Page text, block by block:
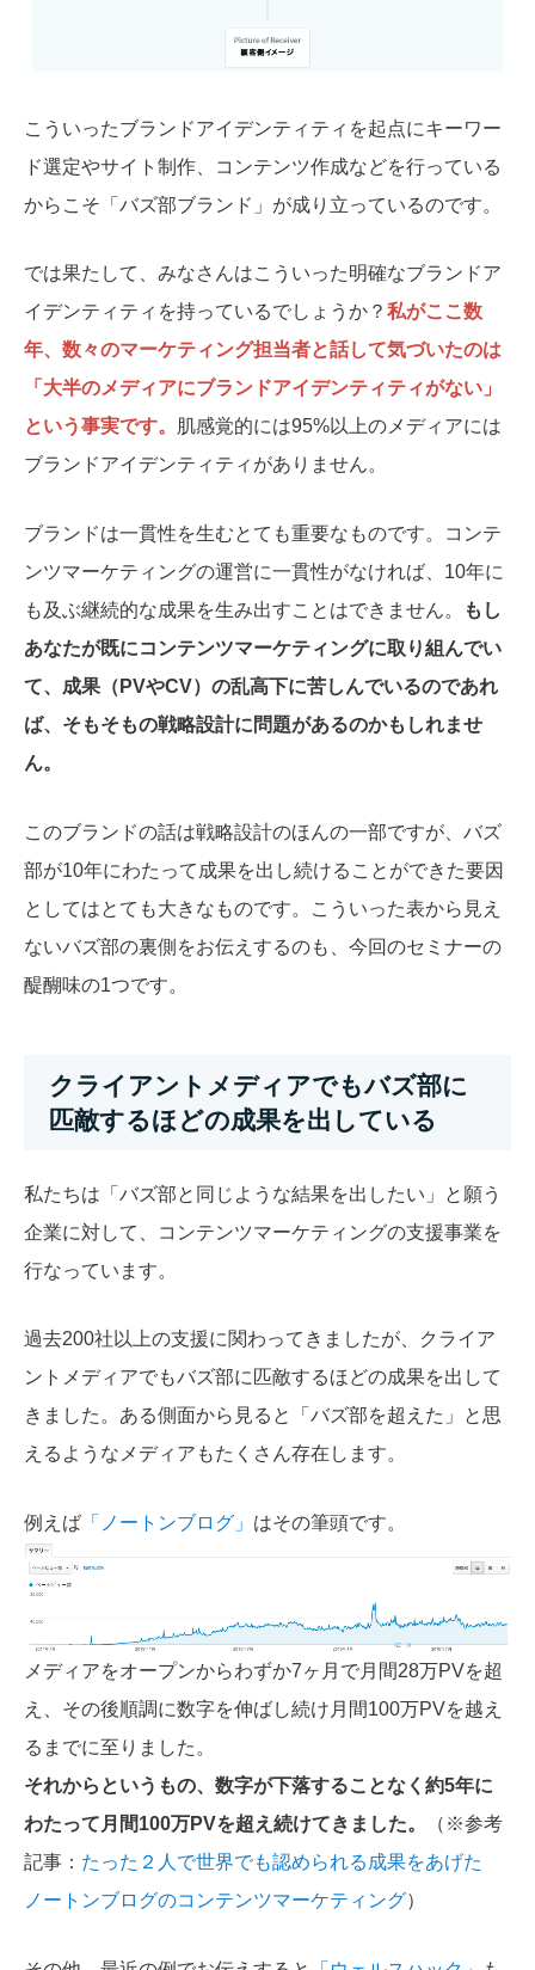
こういったブランドアイデンティティを起点にキーワー
ド選定やサイト制作、コンテンツ作成などを行っている
からこそ「バズ部ブランド」が成り立っているのです。
では果たして、みなさんはこういった明確なブランドア
イデンティティを持っているでしょうか？ 私がここ数
年、 数々のマーケティング担当者と話して気づいたのは
「大半のメディアにブランドアイデンティティがない」
という事実です。 肌感覚的には95%以上のメディアには
ブランドアイデンティティがありません。
ブランドは一貫性を生むとても重要なものです。コンテ
ンツマーケティングの運営に一貫性がなければ、10年に
も及ぶ継続的な成果を生み出すことはできません。
もし
あなたが既にコンテンツマーケティングに取り組んでい
て、成果（PVやCV）の乱高下に苦しんでいるのであれ
ば、そもそもの戦略設計に問題があるのかもしれませ
ん。
このブランドの話は戦略設計のほんの一部ですが、バズ
部が10年にわたって成果を出し続けることができた要因
としてはとても大きなものです。こういった表から見え
ないバズ部の裏側をお伝えするのも、今回のセミナーの
醍醐味の1つです。
クライアントメディアでもバズ部に
匹敵するほどの成果を出している
私たちは「バズ部と同じような結果を出したい」と願う
企業に対して、コンテンツマーケティングの支援事業を
行なっています。
過去200社以上の支援に関わってきましたが、クライア
ントメディアでもバズ部に匹敵するほどの成果を出して
きました。ある側面から見ると「バズ部を超えた」と思
えるようなメディアもたくさん存在します。
例えば 「ノートンブログ」 はその筆頭です。
メディアをオープンからわずか7ヶ月で月間28万PVを超
え、その後順調に数字を伸ばし続け月間100万PVを越え
るまでに至りました。
それからというもの、数字が下落することなく約5年に
わたって月間100万PVを超え続けてきました。
（※参考
記事： たった２人で世界でも認められる成果をあげた
ノートンブログのコンテンツマーケティング）